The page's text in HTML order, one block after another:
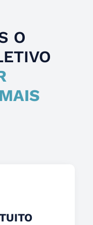
O